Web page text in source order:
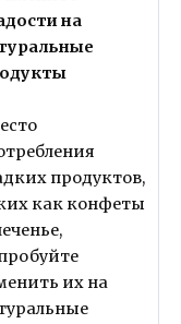
на
продуктов,
как конфеты
их на